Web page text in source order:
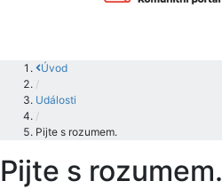
Úvod
/
Události
/
Pijte s rozumem.
Pijte s rozumem.